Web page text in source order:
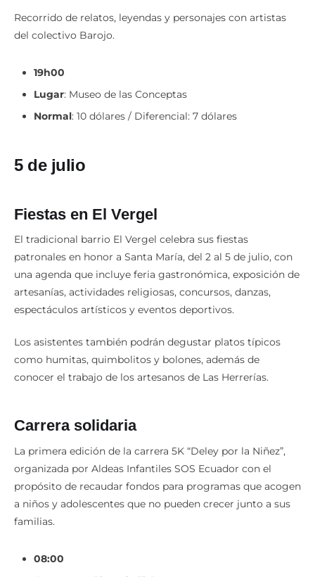
Recorrido de relatos, leyendas y personajes con artistas
del colectivo Barojo.
19h00
Lugar: Museo de las Conceptas
Normal: 10 dólares / Diferencial: 7 dólares
5 de julio
Fiestas en El Vergel
El tradicional barrio El Vergel celebra sus fiestas
patronales en honor a Santa María, del 2 al 5 de julio, con
una agenda que incluye feria gastronómica, exposición de
artesanías, actividades religiosas, concursos, danzas,
espectáculos artísticos y eventos deportivos.
Los asistentes también podrán degustar platos típicos
como humitas, quimbolitos y bolones, además de
conocer el trabajo de los artesanos de Las Herrerías.
Carrera solidaria
La primera edición de la carrera 5K “Deley por la Niñez”,
organizada por Aldeas Infantiles SOS Ecuador con el
propósito de recaudar fondos para programas que acogen
a niños y adolescentes que no pueden crecer junto a sus
familias.
08:00